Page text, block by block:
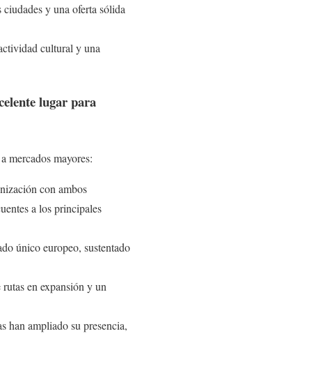
y una oferta sólida
cultural y una
lugar para
mercados mayores:
con ambos
a los principales
único europeo, sustentado
en expansión y un
han ampliado su presencia,